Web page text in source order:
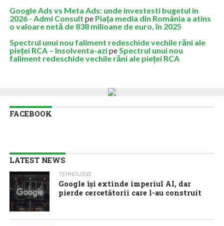
Google Ads vs Meta Ads: unde investesti bugetul in
2026 - Admi Consult pe Piața media din România a atins
o valoare netă de 838 milioane de euro, în 2025
Spectrul unui nou faliment redeschide vechile răni ale
pieței RCA – Insolventa-azipeSpectrul unui nou
faliment redeschide vechile răni ale pieței RCA
FACEBOOK
LATEST NEWS
TEHNOLOGIE
Google îşi extinde imperiul AI, dar
pierde cercetătorii care l-au construit